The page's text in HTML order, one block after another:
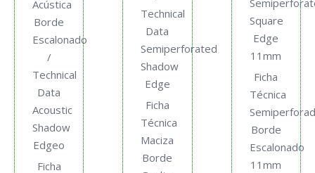
Acústica
Borde
Escalonado
/
Technical
Data
Acoustic
Shadow
Edgeo
Ficha
Technical
Data
Semiperforated
Shadow
Edge
Ficha
Técnica
Maciza
Borde
Square
Edge
11mm
Ficha
Técnica
Borde
Escalonado
11mm